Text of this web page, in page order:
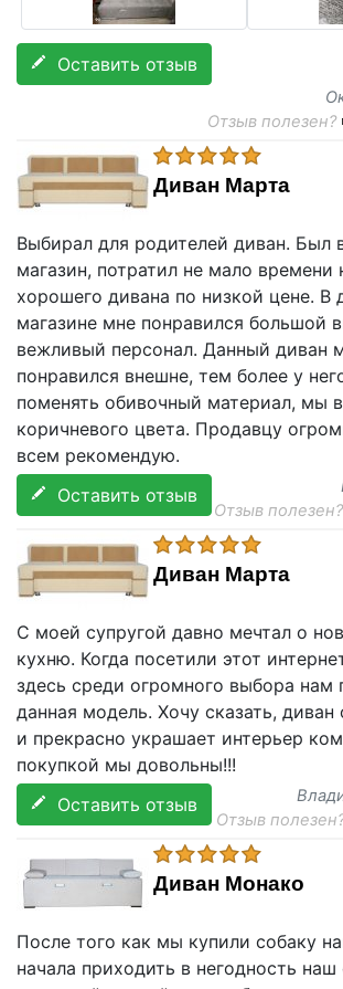
Оставить отзыв
Отзыв полезен?
Диван Марта
Выбирал для родителей диван. Был
магазин, потратил не мало времени
хорошего дивана по низкой цене. В
магазине мне понравился большой
вежливый персонал. Данный диван
понравился внешне, тем более у
поменять обивочный материал, мы
коричневого цвета. Продавцу
всем рекомендую.
Оставить отзыв
Отзыв полезен?
Диван Марта
С моей супругой давно мечтал о
кухню. Когда посетили этот
здесь среди огромного выбора нам
данная модель. Хочу сказать, диван
и прекрасно украшает интерьер
покупкой мы довольны!!!
Оставить отзыв
Отзыв
Диван Монако
После того как мы купили собаку
начала приходить в негодность